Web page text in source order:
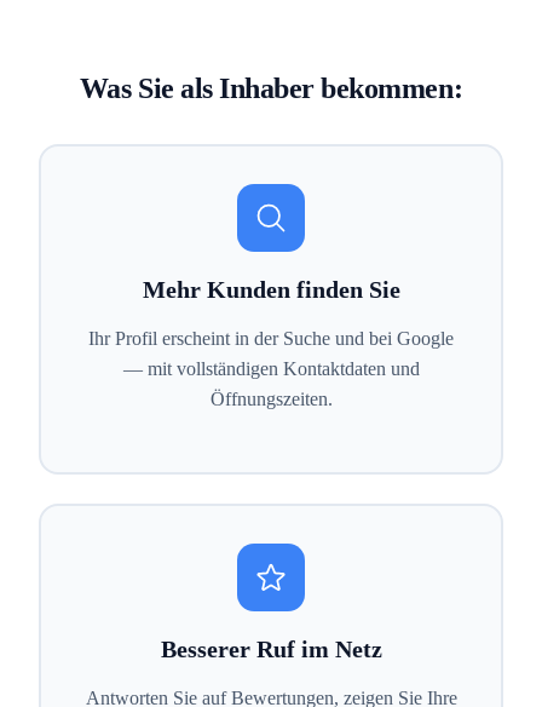
Was Sie als Inhaber bekommen:
Mehr Kunden finden Sie
Ihr Profil erscheint in der Suche und bei Google
— mit vollständigen Kontaktdaten und
Öffnungszeiten.
Besserer Ruf im Netz
Antworten Sie auf Bewertungen, zeigen Sie Ihre